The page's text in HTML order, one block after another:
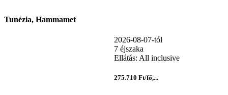
Tunézia, Hammamet
2026-08-07-tól
7 éjszaka
Ellátás: All inclusive
275.710 Ft/fő,...